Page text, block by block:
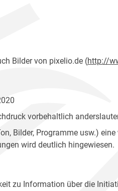
Bilder von pixelio.de (http://
vorbehaltlich
Bilder, Programme usw.)
wird deutlich hingewiesen.
zu Information über die